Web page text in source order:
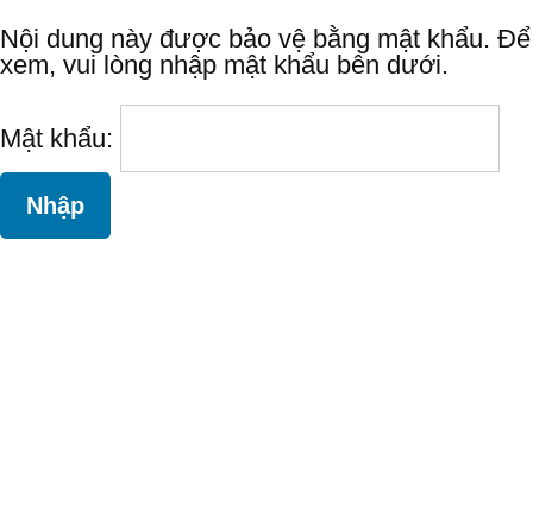
Nội dung này được bảo vệ bằng mật khẩu. Để
xem, vui lòng nhập mật khẩu bên dưới.
Mật khẩu: